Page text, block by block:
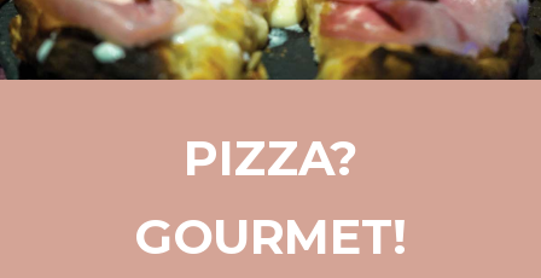
PIZZA?
GOURMET!